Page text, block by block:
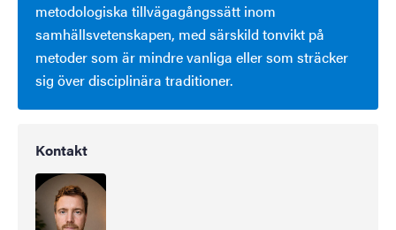
metodologiska tillvägagångssätt inom
samhällsvetenskapen, med särskild tonvikt på
metoder som är mindre vanliga eller som sträcker
sig över disciplinära traditioner.
Kontakt